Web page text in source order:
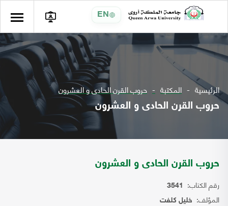
EN
الرئيسية المكتبة حروب القرن الحادى و العشرون
حروب القرن الحادى و العشرون
حروب القرن الحادى و العشرون
رقم الكتاب: 3541
المؤلف: خليل كلفت